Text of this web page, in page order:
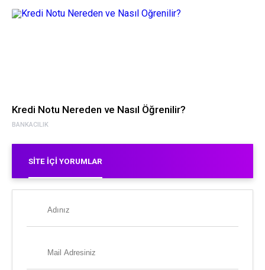
BANKACILIK
Kredi Notu Nereden ve Nasıl Öğrenilir?
SITE İÇI YORUMLAR